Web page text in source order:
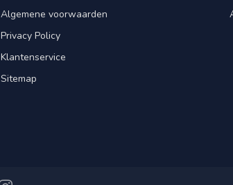
Algemene voorwaarden
Privacy Policy
Klantenservice
Sitemap